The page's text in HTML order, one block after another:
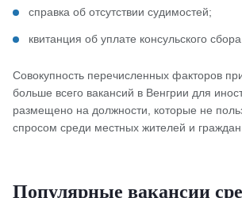
справка об отсутствии судимостей;
квитанция об уплате консульского
Совокупность перечисленных факторов
больше всего вакансий в Венгрии для
размещено на должности, которые не
спросом среди местных жителей и
Популярные вакансии